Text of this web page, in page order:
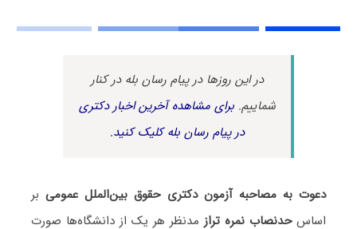
در این روزها در پیام رسان بله در کنار
شماییم.برای مشاهده آخرین اخبار دکتری
در پیام رسان بله کلیک کنید.
دعوت به مصاحبه آزمون دکتری حقوق بین‌الملل عمومیبر
اساسحدنصاب نمره ترازمدنظر هر یک از دانشگاه‌ها صورت